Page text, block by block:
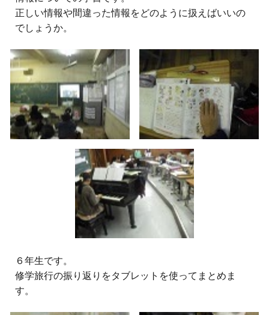
正しい情報や間違った情報をどのように扱えばいいの
でしょうか。
６年生です。
修学旅行の振り返りをタブレットを使ってまとめま
す。